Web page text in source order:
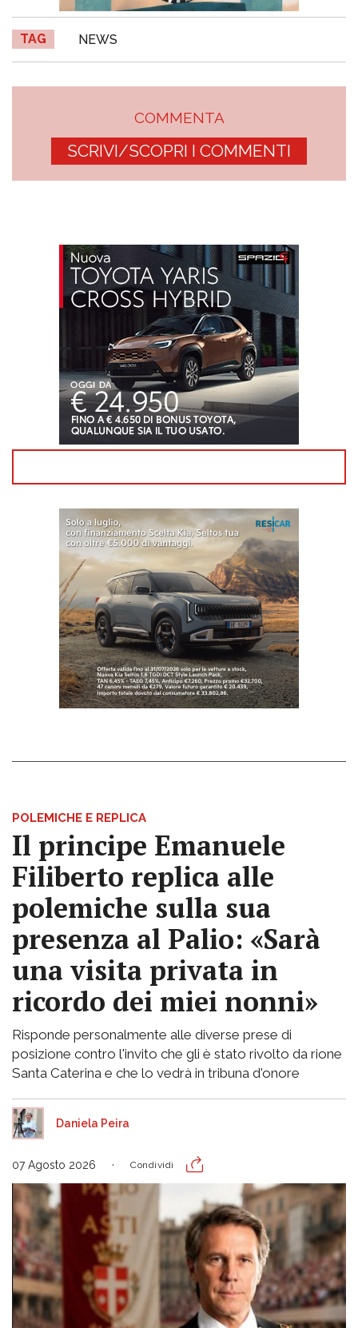
TAG NEWS
COMMENTA
SCRIVI/SCOPRI I COMMENTI
POLEMICHE E REPLICA
Il principe Emanuele
Filiberto replica alle
polemiche sulla sua
presenza al Palio: «Sarà
una visita privata in
ricordo dei miei nonni»
Risponde personalmente alle diverse prese di
posizione contro l'invito che gli è stato rivolto da rione
Santa Caterina e che lo vedrà in tribuna d'onore
Daniela Peira
07 Agosto 2026 Condividi